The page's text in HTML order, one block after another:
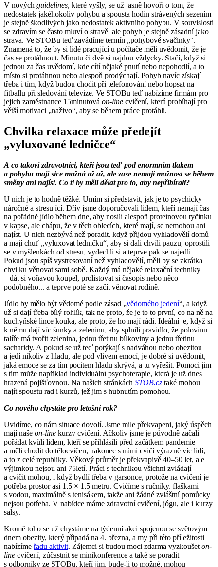
V nových guidelines, které vyšly, se už jasně hovoří o tom, že
nedostatek jakéhokoliv pohybu a spousta hodin strávených sezením
je stejně škodlivých jako nedostatek aktivního pohybu. V souvislosti
se zdravím se často mluví o stravě, ale pohyb je stejně zásadní jako
strava. Ve STOBu teď zavádíme termín „pohybové svačinky“.
Znamená to, že by si lidé pracující u počítače měli uvědomit, že je
čas se protáhnout. Minutu či dvě si najdou vždycky. Stačí, když si
jednou za čas uvědomí, kde cítí nějaké pnutí nebo nepohodlí, a to
místo si protáhnou nebo alespoň prodýchají. Pohyb navíc získají
třeba i tím, když budou chodit při telefonování nebo hopsat na
fitballu při sledování televize. Ve STOBu teď nabízíme firmám pro
jejich zaměstnance 15minutová on-line cvičení, která probíhají pro
větší motivaci „naživo“, aby se během práce protáhli.
Chvilka relaxace může předejít
„vyluxované ledničce“
A co takoví zdravotníci, kteří jsou teď pod enormním tlakem
a pohybu mají sice možná až až, ale zase nemají možnost se během
směny ani najíst. Co ti by měli dělat pro to, aby nepřibírali?
U nich je to hodně těžké. Umím si představit, jak je to psychicky
náročné a stresující. Dřív jsme doporučovali lidem, kteří nemají čas
na pořádné jídlo během dne, aby nosili alespoň proteinovou tyčinku
v kapse, ale chápu, že v těch oblecích, které mají, se nemohou ani
najíst. U nich nezbývá než poradit, když přijdou vyhladovělí domů
a mají chuť „vyluxovat ledničku“, aby si dali chvíli pauzu, oprostili
se v myšlenkách od stresu, vydechli si a teprve pak se najedli.
Pokud jsou spíš vystresovaní než vyhladovělí, měli by se zkrátka
chvilku věnovat sami sobě. Každý má nějaké relaxační techniky
–⁠ dát si voňavou koupel, prolistovat si časopis nebo něco
podobného... a teprve poté se začít věnovat rodině.
Jídlo by mělo být vědomé podle zásad „vědomého jedení“, a když
už si dají třeba bílý rohlík, tak ne proto, že je to to první, co na ně na
kuchyňské lince kouká, ale proto, že ho mají rádi. Ideální je, když si
k němu dají víc šunky a zeleninu, aby splnili pravidlo, že polovinu
talíře má tvořit zelenina, jednu třetinu bílkoviny a jednu třetinu
sacharidy. A pokud se už teď potýkají s nadváhou nebo obezitou
a jedí nikoliv z hladu, ale pod vlivem emocí, je dobré si uvědomit,
jaká emoce se za tím pocitem hladu skrývá, a tu vyřešit. Pomoci jim
s tím může například individuální psychoterapie, která je už dnes
hrazená pojišťovnou. Na našich stránkách STOB.cz také mohou
najít spoustu rad i kurzů, jež jim s hubnutím pomohou.
Co nového chystáte pro letošní rok?
Uvidíme, co nám situace dovolí. Jsme mile překvapeni, jaký úspěch
mají naše on-line kurzy cvičení. Ačkoliv jsme je původně začali
pořádat kvůli lidem, kteří se přihlásili před začátkem pandemie
a měli chodit do tělocvičen, nakonec s námi cvičí výrazně víc lidí,
a to z celé republiky. Věkový průměr je překvapivě 40–50 let, ale
výjimkou nejsou ani 75letí. Práci s technikou všichni zvládají
a cvičit mohou, i když bydlí třeba v garsonce, protože na cvičení je
potřeba prostor asi 1,5 × 1,5 metru. Cvičíme s ručníky, flaškami
s vodou, maximálně s tenisákem, takže ani žádné zvláštní pomůcky
nejsou potřeba. V nabídce máme zdravotní cvičení, jógu, ale i kurzy
salsy.
Kromě toho se už chystáme na týdenní akci spojenou se světovým
dnem obezity, který připadá na 4. března, a my při této příležitosti
nabízíme řadu aktivit. Zájemci si budou moci zdarma vyzkoušet on-
line cvičení, zúčastnit se minikonference a také se poradit
s odborníky ze STOBu, kteří jim, bude-li to možné, mohou